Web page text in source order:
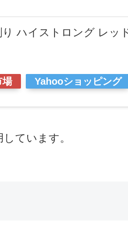
ハイストロング レッ
場 Yahooショッピング
ています。